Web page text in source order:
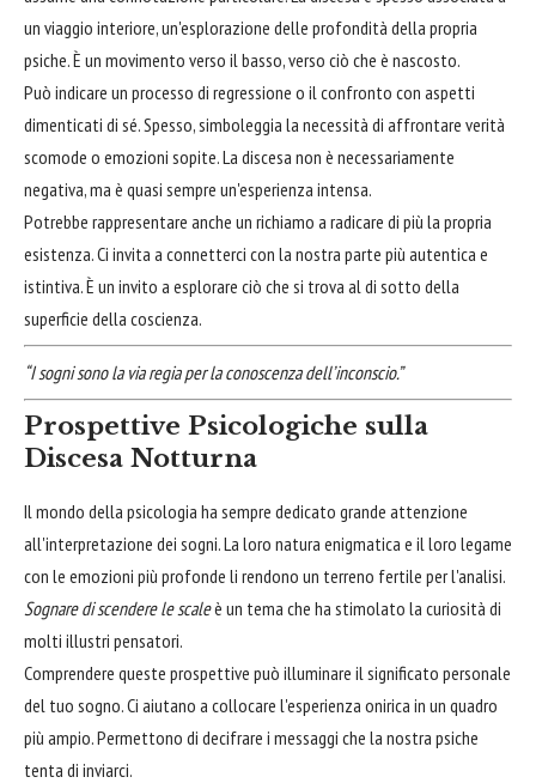
un viaggio interiore, un'esplorazione delle profondità della propria
psiche. È un movimento verso il basso, verso ciò che è nascosto.
Può indicare un processo di regressione o il confronto con aspetti
dimenticati di sé. Spesso, simboleggia la necessità di affrontare verità
scomode o emozioni sopite. La discesa non è necessariamente
negativa, ma è quasi sempre un'esperienza intensa.
Potrebbe rappresentare anche un richiamo a radicare di più la propria
esistenza. Ci invita a connetterci con la nostra parte più autentica e
istintiva. È un invito a esplorare ciò che si trova al di sotto della
superficie della coscienza.
“I sogni sono la via regia per la conoscenza dell’inconscio.”
Prospettive Psicologiche sulla
Discesa Notturna
Il mondo della psicologia ha sempre dedicato grande attenzione
all'interpretazione dei sogni. La loro natura enigmatica e il loro legame
con le emozioni più profonde li rendono un terreno fertile per l'analisi.
Sognare di scendere le scaleè un tema che ha stimolato la curiosità di
molti illustri pensatori.
Comprendere queste prospettive può illuminare il significato personale
del tuo sogno. Ci aiutano a collocare l'esperienza onirica in un quadro
più ampio. Permettono di decifrare i messaggi che la nostra psiche
tenta di inviarci.